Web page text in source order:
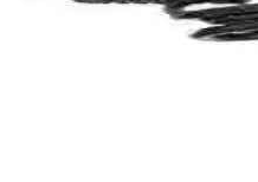
Yüksek Performanslı